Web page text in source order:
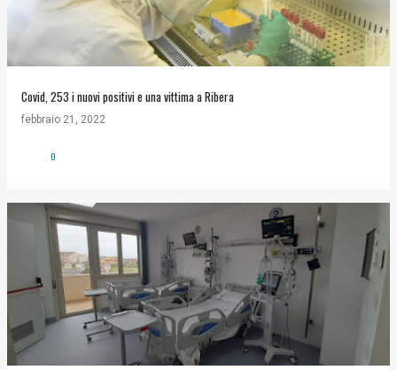
Covid, 253 i nuovi positivi e una vittima a Ribera
febbraio 21, 2022
0